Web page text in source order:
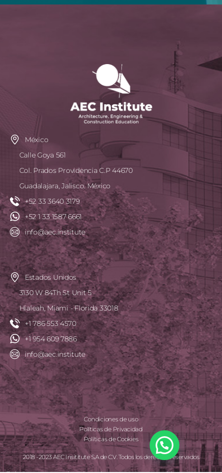
México
Calle Goya 561
Col. Prados Providencia C.P 44670
Guadalajara, Jalisco. México
+52 33 3640 3179
+52 1 33 1587 6661
info@aec.institute
Estados Unidos
3130 W 84Th St Unit 5
Hialeah, Miami - Florida 33018
+1 786 553 4570
+1 954 609 7886
info@aec.institute
Condiciones de uso
Políticas de Privacidad
Políticas de Cookies
2018 -2023 AEC Insititute S.A de C.V. Todos los derechos reservados